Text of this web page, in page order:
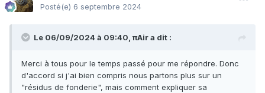
Posté(e) 6 septembre 2024
Le 06/09/2024 à 09:40, πAira dit :
Merci à tous pour le temps passé pour me répondre. Donc
d'accord si j'ai bien compris nous partons plus sur un
"résidus de fonderie", mais comment expliquer sa